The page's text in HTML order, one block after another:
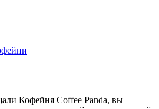
Кофейня Coffee Panda, вы